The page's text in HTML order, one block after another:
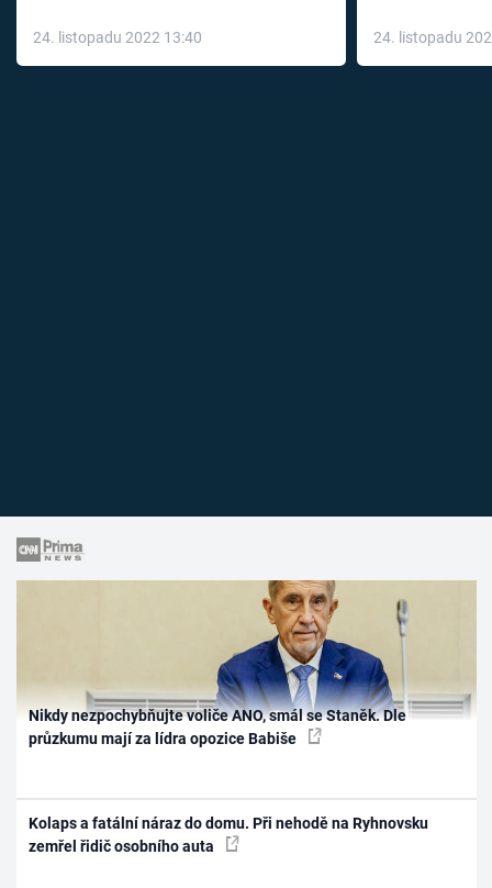
24. listopadu 2022 13:40
léky
24. listopadu
Nikdy nezpochybňujte voliče ANO, smál se Staněk. Dle
průzkumu mají za lídra opozice Babiše
Kolaps a fatální náraz do domu. Při nehodě na Ryhnovsku
zemřel řidič osobního auta